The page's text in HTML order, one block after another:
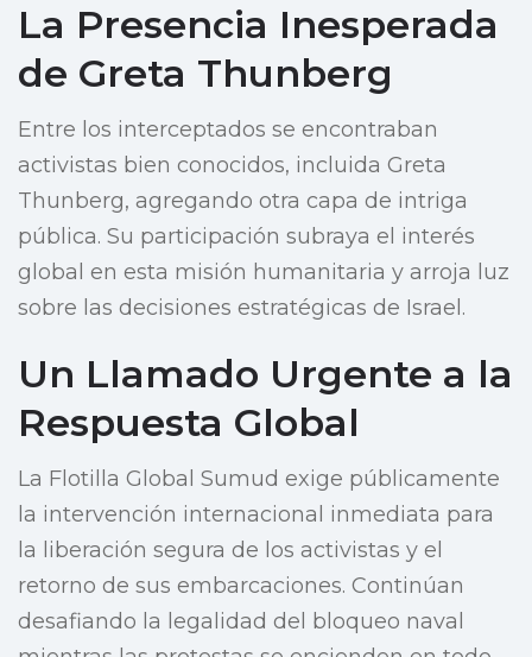
La Presencia Inesperada
de Greta Thunberg
Entre los interceptados se encontraban
activistas bien conocidos, incluida Greta
Thunberg, agregando otra capa de intriga
pública. Su participación subraya el interés
global en esta misión humanitaria y arroja luz
sobre las decisiones estratégicas de Israel.
Un Llamado Urgente a la
Respuesta Global
La Flotilla Global Sumud exige públicamente
la intervención internacional inmediata para
la liberación segura de los activistas y el
retorno de sus embarcaciones. Continúan
desafiando la legalidad del bloqueo naval